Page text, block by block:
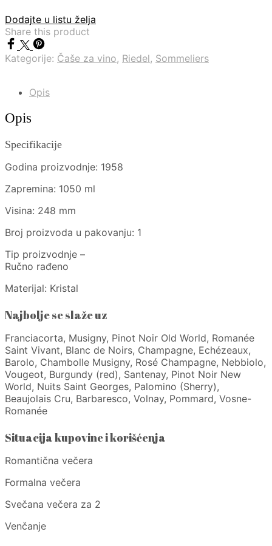
Dodajte u listu želja
Share this product
Kategorije: Čaše za vino, Riedel, Sommeliers
Opis
Opis
Specifikacije
Godina proizvodnje: 1958
Zapremina: 1050 ml
Visina: 248 mm
Broj proizvoda u pakovanju: 1
Tip proizvodnje –
Ručno rađeno
Materijal: Kristal
Najbolje se slaže uz
Franciacorta, Musigny, Pinot Noir Old World, Romanée
Saint Vivant, Blanc de Noirs, Champagne, Echézeaux,
Barolo, Chambolle Musigny, Rosé Champagne, Nebbiolo,
Vougeot, Burgundy (red), Santenay, Pinot Noir New
World, Nuits Saint Georges, Palomino (Sherry),
Beaujolais Cru, Barbaresco, Volnay, Pommard, Vosne-
Romanée
Situacija kupovine i korišćenja
Romantična večera
Formalna večera
Svečana večera za 2
Venčanje